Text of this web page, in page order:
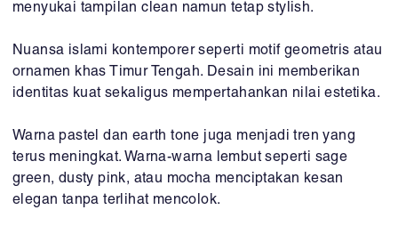
menyukai tampilan clean namun tetap stylish.
Nuansa islami kontemporer seperti motif geometris atau
ornamen khas Timur Tengah. Desain ini memberikan
identitas kuat sekaligus mempertahankan nilai estetika.
Warna pastel dan earth tone juga menjadi tren yang
terus meningkat. Warna-warna lembut seperti sage
green, dusty pink, atau mocha menciptakan kesan
elegan tanpa terlihat mencolok.